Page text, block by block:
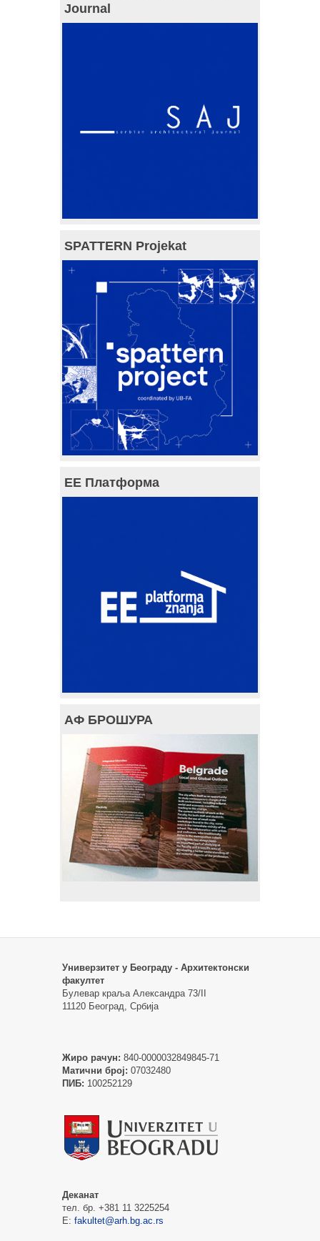
Journal
SPATTERN Projekat
ЕЕ Платформа
АФ БРОШУРА
Универзитет у Београду - Архитектонски
факултет
Булевар краља Александра 73/II
11120 Београд, Србија
Жиро рачун: 840-0000032849845-71
Матични број: 07032480
ПИБ: 100252129
Деканат
тел. бр. +381 11 3225254
Е: fakultet@arh.bg.ac.rs